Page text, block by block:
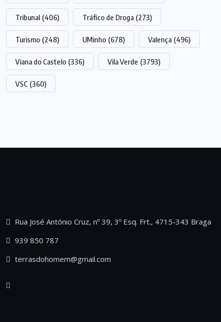
Tribunal (406) Tráfico de Droga (273)
Turismo (248) UMinho (678) Valença (496)
Viana do Castelo (336) Vila Verde (3793)
VSC (360)
Rua José António Cruz, nº 39, 3º Esq. Frt., 4715-343 Braga
939 850 787
terrasdohomem@gmail.com